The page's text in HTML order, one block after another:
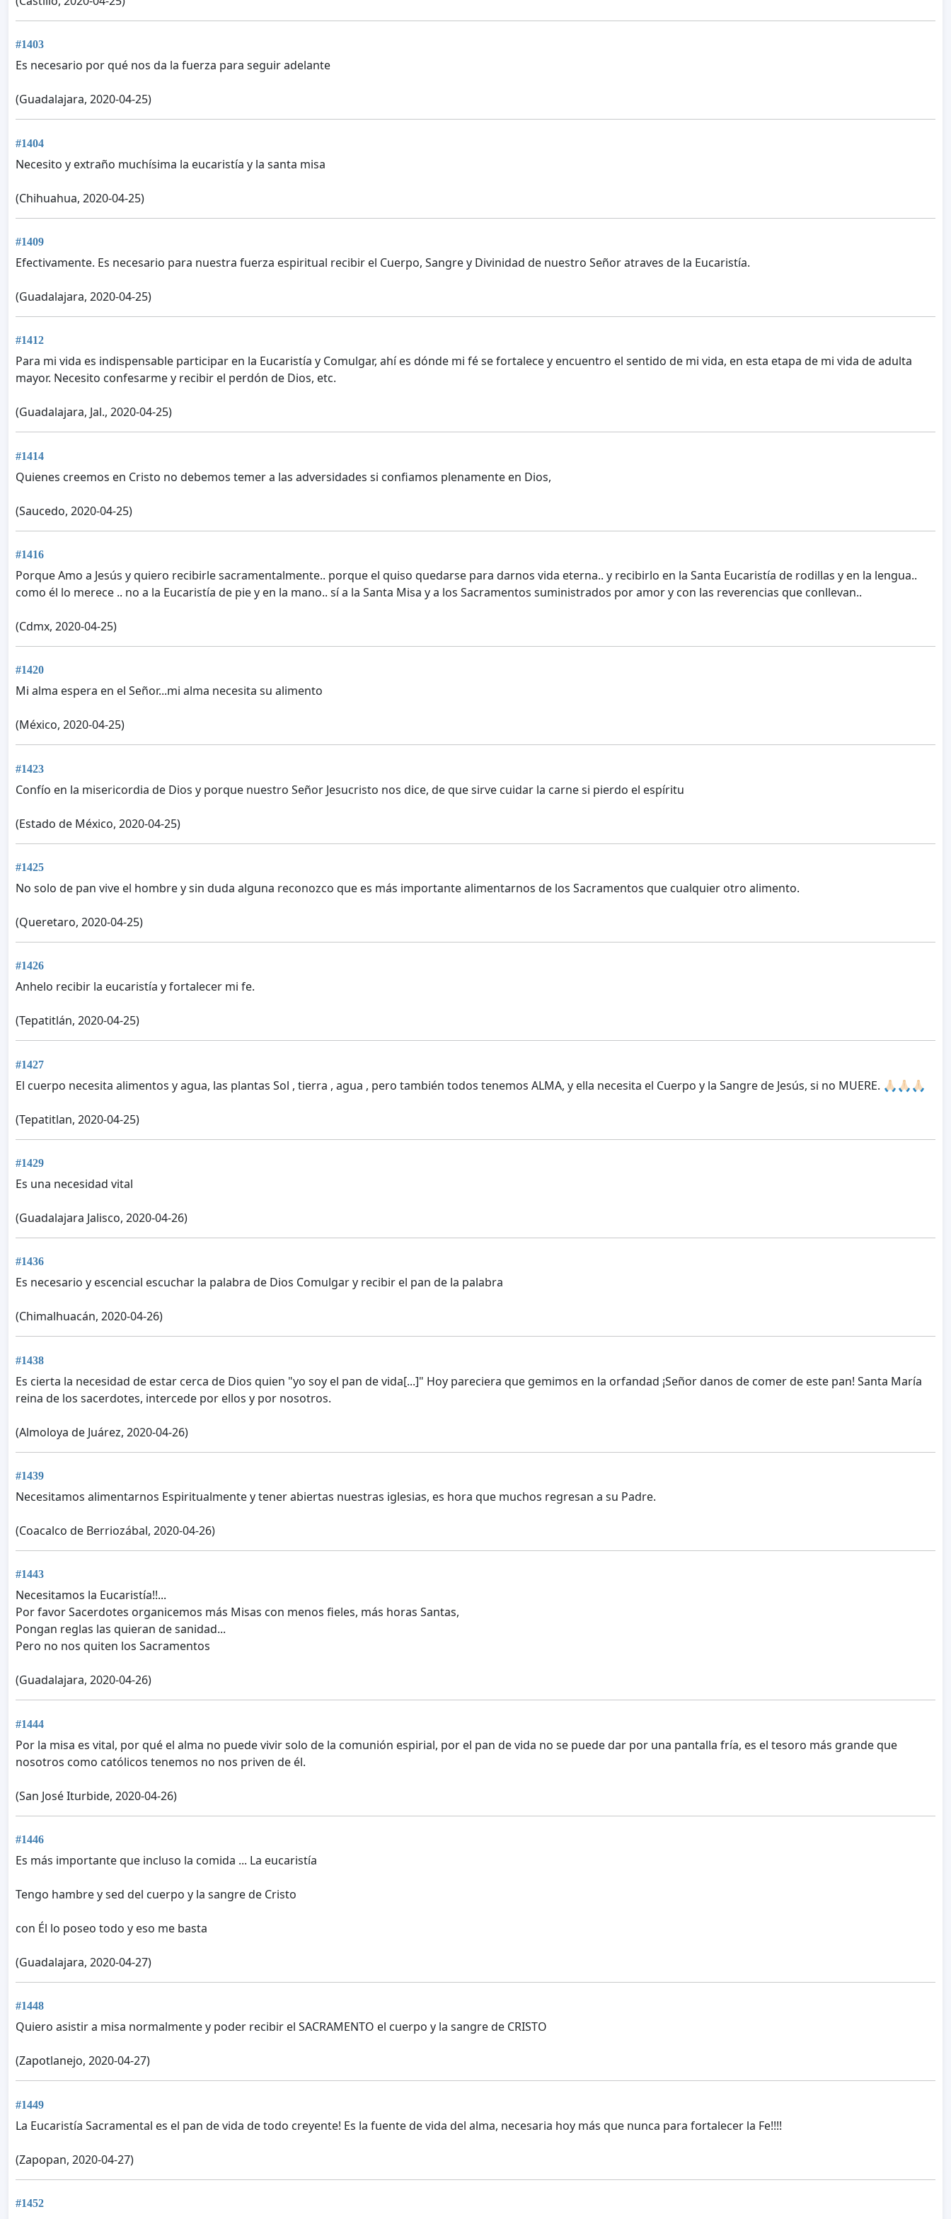
#1403
Es necesario por qué nos da la fuerza para seguir adelante
(Guadalajara, 2020-04-25)
#1404
Necesito y extraño muchísima la eucaristía y la santa misa
(Chihuahua, 2020-04-25)
#1409
Efectivamente. Es necesario para nuestra fuerza espiritual recibir el Cuerpo, Sangre y Divinidad de nuestro Señor atraves de la Eucaristía.
(Guadalajara, 2020-04-25)
#1412
Para mi vida es indispensable participar en la Eucaristía y Comulgar, ahí es dónde mi fé se fortalece y encuentro el sentido de mi vida, en esta etapa de mi vida de adulta
mayor. Necesito confesarme y recibir el perdón de Dios, etc.
(Guadalajara, Jal., 2020-04-25)
#1414
Quienes creemos en Cristo no debemos temer a las adversidades si confiamos plenamente en Dios,
(Saucedo, 2020-04-25)
#1416
Porque Amo a Jesús y quiero recibirle sacramentalmente.. porque el quiso quedarse para darnos vida eterna.. y recibirlo en la Santa Eucaristía de rodillas y en la lengua..
como él lo merece .. no a la Eucaristía de pie y en la mano.. sí a la Santa Misa y a los Sacramentos suministrados por amor y con las reverencias que conllevan..
(Cdmx, 2020-04-25)
#1420
Mi alma espera en el Señor...mi alma necesita su alimento
(México, 2020-04-25)
#1423
Confío en la misericordia de Dios y porque nuestro Señor Jesucristo nos dice, de que sirve cuidar la carne si pierdo el espíritu
(Estado de México, 2020-04-25)
#1425
No solo de pan vive el hombre y sin duda alguna reconozco que es más importante alimentarnos de los Sacramentos que cualquier otro alimento.
(Queretaro, 2020-04-25)
#1426
Anhelo recibir la eucaristía y fortalecer mi fe.
(Tepatitlán, 2020-04-25)
#1427
El cuerpo necesita alimentos y agua, las plantas Sol , tierra , agua , pero también todos tenemos ALMA, y ella necesita el Cuerpo y la Sangre de Jesús, si no MUERE. 🙏🏻🙏🏻🙏🏻
(Tepatitlan, 2020-04-25)
#1429
Es una necesidad vital
(Guadalajara Jalisco, 2020-04-26)
#1436
Es necesario y escencial escuchar la palabra de Dios Comulgar y recibir el pan de la palabra
(Chimalhuacán, 2020-04-26)
#1438
Es cierta la necesidad de estar cerca de Dios quien "yo soy el pan de vida[...]" Hoy pareciera que gemimos en la orfandad ¡Señor danos de comer de este pan! Santa María
reina de los sacerdotes, intercede por ellos y por nosotros.
(Almoloya de Juárez, 2020-04-26)
#1439
Necesitamos alimentarnos Espiritualmente y tener abiertas nuestras iglesias, es hora que muchos regresan a su Padre.
(Coacalco de Berriozábal, 2020-04-26)
#1443
Necesitamos la Eucaristía!!...
Por favor Sacerdotes organicemos más Misas con menos fieles, más horas Santas,
Pongan reglas las quieran de sanidad...
Pero no nos quiten los Sacramentos
(Guadalajara, 2020-04-26)
#1444
Por la misa es vital, por qué el alma no puede vivir solo de la comunión espirial, por el pan de vida no se puede dar por una pantalla fría, es el tesoro más grande que
nosotros como católicos tenemos no nos priven de él.
(San José Iturbide, 2020-04-26)
#1446
Es más importante que incluso la comida ... La eucaristía
Tengo hambre y sed del cuerpo y la sangre de Cristo
con Él lo poseo todo y eso me basta
(Guadalajara, 2020-04-27)
#1448
Quiero asistir a misa normalmente y poder recibir el SACRAMENTO el cuerpo y la sangre de CRISTO
(Zapotlanejo, 2020-04-27)
#1449
La Eucaristía Sacramental es el pan de vida de todo creyente! Es la fuente de vida del alma, necesaria hoy más que nunca para fortalecer la Fe!!!!
(Zapopan, 2020-04-27)
#1452